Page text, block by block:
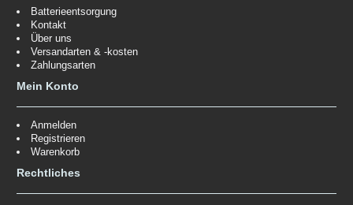
Batterieentsorgung
Kontakt
Über uns
Versandarten & -kosten
Zahlungsarten
Mein Konto
Anmelden
Registrieren
Warenkorb
Rechtliches